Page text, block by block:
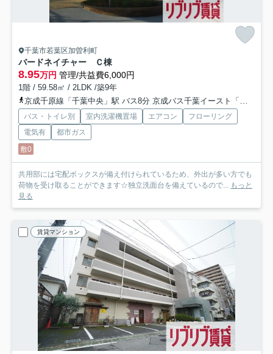
千葉市若葉区加曽利町
バードネイチャー Ｃ棟
8.95万円 管理/共益費6,000円
1階 / 59.58㎡ / 2LDK /築9年
京成千原線「千葉中央」駅 バス8分 京成バス千葉イースト「東インター入口」 停歩3分
バス・トイレ別 室内洗濯機置場 エアコン
フローリング
電気有
都市ガス
敷0
共用部には宅配ボックスが備え付けられているため、外出が多い方でも
荷物を受け取ることができます☆独立洗面台を備えているので...
もっと
見る
賃貸マンション